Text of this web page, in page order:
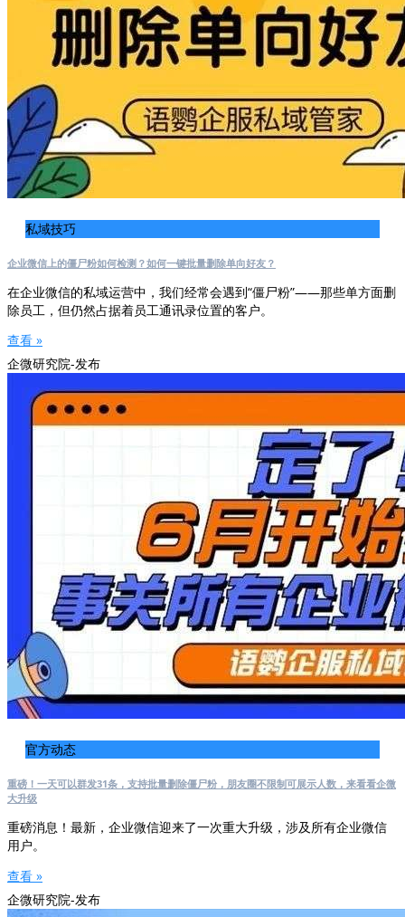
私域技巧
企业微信上的僵尸粉如何检测？如何一键批量删除单向好友？
在企业微信的私域运营中，我们经常会遇到“僵尸粉”——那些单方面删
除员工，但仍然占据着员工通讯录位置的客户。
查看 »
企微研究院-发布
官方动态
重磅！一天可以群发31条，支持批量删除僵尸粉，朋友圈不限制可展示人数，来看看企微
大升级
重磅消息！最新，企业微信迎来了一次重大升级，涉及所有企业微信
用户。
查看 »
企微研究院-发布